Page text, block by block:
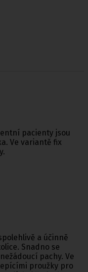
pacienty jsou
Ve variantě fix
a účinně
Snadno se
pachy. Ve
proužky pro